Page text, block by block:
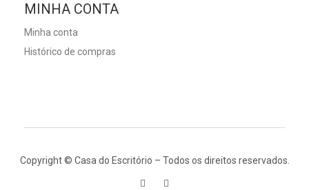
MINHA CONTA
Minha conta
Histórico de compras
Copyright © Casa do Escritório – Todos os direitos reservados.